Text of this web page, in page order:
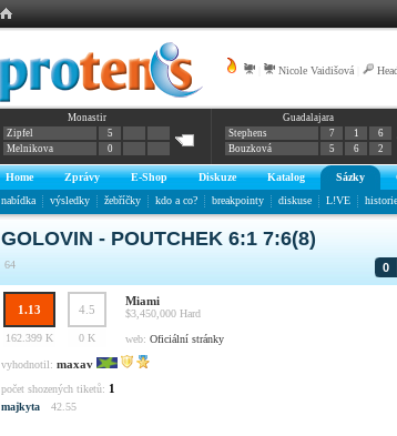
Nicole Vaidišová
Monastir
Zipfel
5
Melnikova
0
Guadalajara
Stephens
7 1
6
Bouzková
5 6 2
Home Zprávy E-Shop Diskuze Katalog Sázky
nabídka
výsledky žebříčky kdo a co? breakpointy diskuse L!VE historie
GOLOVIN - POUTCHEK 6:1 7:6(8)
64 0
1.13 4.5
Miami
$3,450,000 Hard
162.399 K
0 K web: Oficiální stránky
vyhodnotil: maxav
počet shozených tiketů: 1
majkyta 42.55